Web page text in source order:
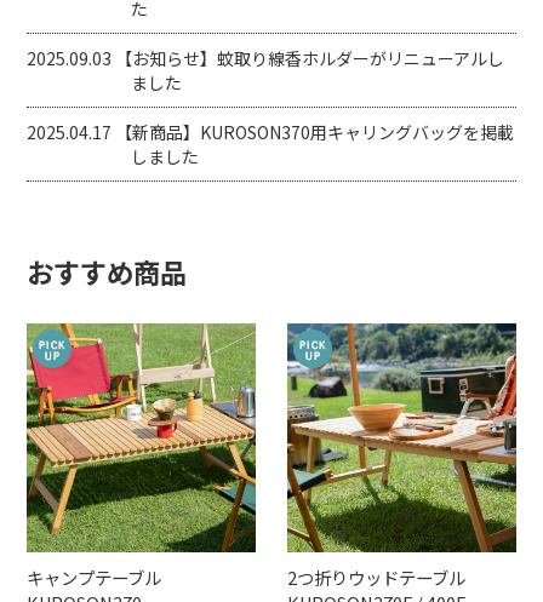
た
2025.09.03
【お知らせ】蚊取り線香ホルダーがリニューアルし
ました
2025.04.17
【新商品】KUROSON370用キャリングバッグを掲載
しました
おすすめ商品
キャンプテーブル
2つ折りウッドテーブル